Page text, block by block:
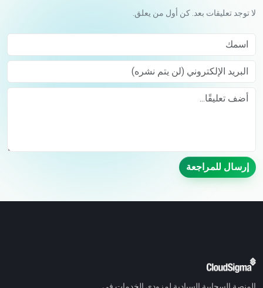
لا توجد تعليقات بعد. كن أول من يعلق.
اسمك
البريد الإلكتروني (لن يتم نشره)
إرسال للمراجعة